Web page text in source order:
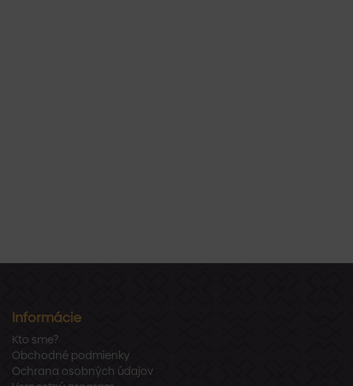
Informácie
Kto sme?
Obchodné podmienky
Ochrana osobných údajov